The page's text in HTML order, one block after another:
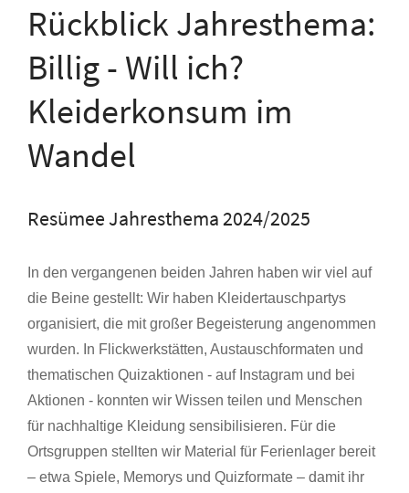
Rückblick Jahresthema:
Billig - Will ich?
Kleiderkonsum im
Wandel
Resümee Jahresthema 2024/2025
In den vergangenen beiden Jahren haben wir viel auf
die Beine gestellt: Wir haben Kleidertauschpartys
organisiert, die mit großer Begeisterung angenommen
wurden. In Flickwerkstätten, Austauschformaten und
thematischen Quizaktionen - auf Instagram und bei
Aktionen - konnten wir Wissen teilen und Menschen
für nachhaltige Kleidung sensibilisieren. Für die
Ortsgruppen stellten wir Material für Ferienlager bereit
– etwa Spiele, Memorys und Quizformate – damit ihr